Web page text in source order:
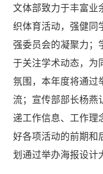
文体部致力于丰富业
织体育活动，强健同
强委员会的凝聚力；
于关注学术动态，为
氛围，本年度将通过
流；宣传部部长杨燕
递工作信息、工作理
好各项活动的前期和
划通过举办海报设计